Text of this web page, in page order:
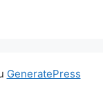
GeneratePress